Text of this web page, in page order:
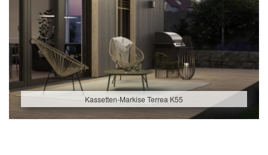
Kassetten-Markise Terrea K55